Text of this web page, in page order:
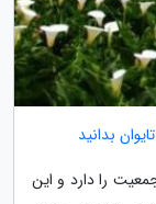
بدانید
را دارد و این